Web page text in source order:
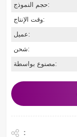
حجم النموذج:
وقت الإنتاج:
عميل:
شحن:
مصنوع بواسطة:
: